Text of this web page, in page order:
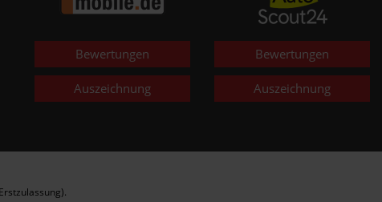
Bewertungen
Auszeichnung
Bewertungen
Auszeichnung